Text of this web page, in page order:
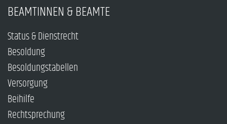
BEAMTINNEN & BEAMTE
Status & Dienstrecht
Besoldung
Besoldungstabellen
Versorgung
Beihilfe
Rechtsprechung